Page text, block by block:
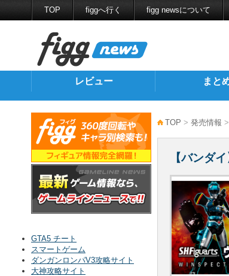
TOP figgへ行く figg newsについて
レビュー まと
TOP > 発売情報 >
【バンダ
GTA5 チート
スマートゲーム
ダンガンロンパV3攻略サイト
大神攻略サイト